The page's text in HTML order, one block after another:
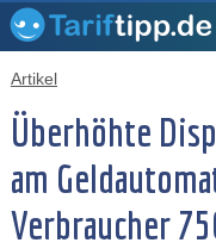
Artikel
Überhöhte
am
Verbraucher